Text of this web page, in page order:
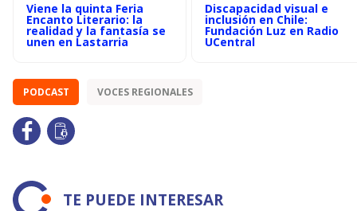
Viene la quinta Feria
Encanto Literario: la
realidad y la fantasía se
unen en Lastarria
Discapacidad visual e
inclusión en Chile:
Fundación Luz en Radio
UCentral
PODCAST VOCES REGIONALES
TE PUEDE INTERESAR